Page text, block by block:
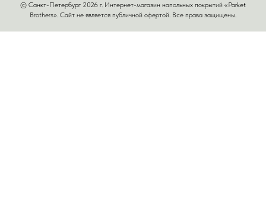
© Санкт-Петербург 2026 г. Интернет-магазин напольных покрытий «Parket
Brothers». Сайт не является публичной офертой. Все права защищены.